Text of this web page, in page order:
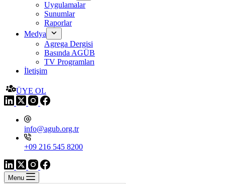
Uygulamalar
Sunumlar
Raporlar
Medya
Agrega Dergisi
Basında AGÜB
TV Programları
İletişim
ÜYE OL
info@agub.org.tr
+09 216 545 8200
Menu